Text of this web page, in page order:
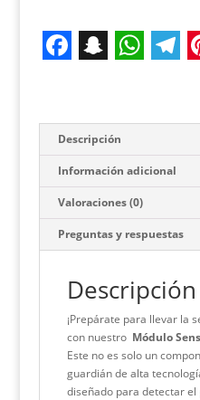
c
e
b
o
o
a
p
c
h
a
t
a
t
s
A
p
p
l
e
g
r
a
m
t
r
s
t
Descripción
Información adicional
Valoraciones (0)
Preguntas y respuestas
Descripción
¡Prepárate para llevar la
con nuestro Módulo
Este no es solo un
guardián de alta
diseñado para detectar